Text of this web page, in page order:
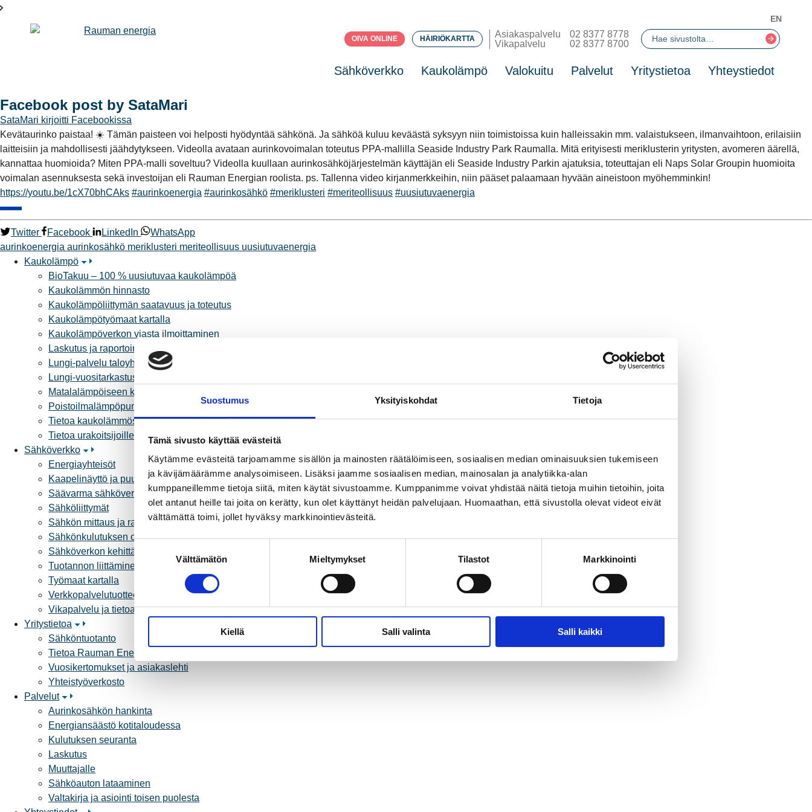
Suostumus Yksityiskohdat Tietoja
Tämä sivusto käyttää evästeitä
Käytämme evästeitä tarjoamamme sisällön ja mainosten räätälöimiseen, sosiaalisen median ominaisuuksien tukemiseen
ja kävijämäärämme analysoimiseen. Lisäksi jaamme sosiaalisen median, mainosalan ja analytiikka-alan
kumppaneillemme tietoja siitä, miten käytät sivustoamme. Kumppanimme voivat yhdistää näitä tietoja muihin tietoihin, joita
olet antanut heille tai joita on kerätty, kun olet käyttänyt heidän palvelujaan. Huomaathan, että sivustolla olevat videot eivät
välttämättä toimi, jollet hyväksy markkinointievästeitä.
S
k
n
Välttämätön Mieltymykset Tilastot Markkinointi
Kiellä Salli valinta Salli kaikki
OIVA ONLINE HÄIRIÖKARTTA Asiakaspalvelu
02 8377 8778
Vikapalvelu
02 8377 8700
Sähköverkko Kaukolämpö Valokuitu Palvelut Yritystietoa Yhteystiedot
EN
Facebook post by SataMari
SataMari kirjoitti Facebookissa
Kevätaurinko paistaa! ☀️ Tämän paisteen voi helposti hyödyntää sähkönä. Ja sähköä kuluu keväästä syksyyn niin toimistoissa kuin halleissakin mm. valaistukseen, ilmanvaihtoon, erilaisiin
laitteisiin ja mahdollisesti jäähdytykseen. Videolla avataan aurinkovoimalan toteutus PPA-mallilla Seaside Industry Park Raumalla. Mitä erityisesti meriklusterin yritysten, avomeren äärellä,
kannattaa huomioida? Miten PPA-malli soveltuu? Videolla kuullaan aurinkosähköjärjestelmän käyttäjän eli Seaside Industry Parkin ajatuksia, toteuttajan eli Naps Solar Groupin huomioita
voimalan asennuksesta sekä investoijan eli Rauman Energian roolista. ps. Tallenna video kirjanmerkkeihin, niin pääset palaamaan hyvään aineistoon myöhemminkin!
https://youtu.be/1cX70bhCAks #aurinkoenergia #aurinkosähkö #meriklusteri #meriteollisuus #uusiutuvaenergia
Twitter Facebook LinkedIn
WhatsApp
aurinkoenergia aurinkosähkö meriklusteri meriteollisuus uusiutuvaenergia
Kaukolämpö
BioTakuu – 100 % uusiutuvaa kaukolämpöä
Kaukolämmön hinnasto
Kaukolämpöliittymän saatavuus ja toteutus
Kaukolämpötyömaat kartalla
Kaukolämpöverkon viasta ilmoittaminen
Laskutus ja raportointi
Lungi-palvelu taloyhtiöille ja yrityksille
Lungi-vuositarkastus kuluttajille
Matalalämpöiseen kaukolämpöön siirtyminen
Poistoilmalämpöpumppu kaukolämpötaloon
Tietoa kaukolämmöstä
Tietoa urakoitsijoille
Sähköverkko
Energiayhteisöt
Kaapelinäyttö ja puunkaatoapu
Säävarma sähköverkko
Sähköliittymät
Sähkön mittaus ja raportointi
Sähkönkulutuksen ohjaus kiinteistössä
Sähköverkon kehittämissuunnitelma
Tuotannon liittäminen verkkoon
Työmaat kartalla
Verkkopalvelutuotteet ja hinnastot
Vikapalvelu ja tietoa jakeluhäiriöistä
Yritystietoa
Sähköntuotanto
Tietoa Rauman Energiasta
Vuosikertomukset ja asiakaslehti
Yhteistyöverkosto
Palvelut
Aurinkosähkön hankinta
Energiansäästö kotitaloudessa
Kulutuksen seuranta
Laskutus
Muuttajalle
Sähköauton lataaminen
Valtakirja ja asiointi toisen puolesta